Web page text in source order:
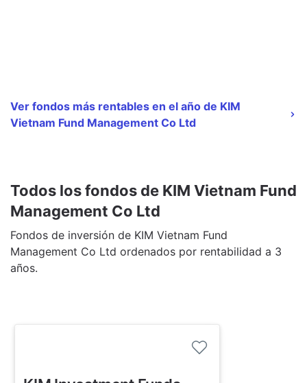
Ver fondos más rentables en el año de KIM
Vietnam Fund Management Co Ltd
Todos los fondos de KIM Vietnam Fund
Management Co Ltd
Fondos de inversión de KIM Vietnam Fund
Management Co Ltd ordenados por rentabilidad a 3
años.